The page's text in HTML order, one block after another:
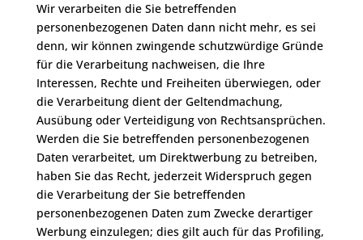
Wir verarbeiten die Sie betreffenden
personenbezogenen Daten dann nicht mehr, es sei
denn, wir können zwingende schutzwürdige Gründe
für die Verarbeitung nachweisen, die Ihre
Interessen, Rechte und Freiheiten überwiegen, oder
die Verarbeitung dient der Geltendmachung,
Ausübung oder Verteidigung von Rechtsansprüchen.
Werden die Sie betreffenden personenbezogenen
Daten verarbeitet, um Direktwerbung zu betreiben,
haben Sie das Recht, jederzeit Widerspruch gegen
die Verarbeitung der Sie betreffenden
personenbezogenen Daten zum Zwecke derartiger
Werbung einzulegen; dies gilt auch für das Profiling,